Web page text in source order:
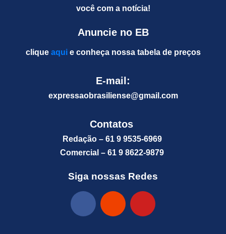
você com a notícia!
Anuncie no EB
clique aquie conheça nossa tabela de preços
E-mail:
expressaobrasiliense@gmail.com
Contatos
Redação – 61 9 9535-6969
Comercial – 61 9 8622-9879
Siga nossas Redes